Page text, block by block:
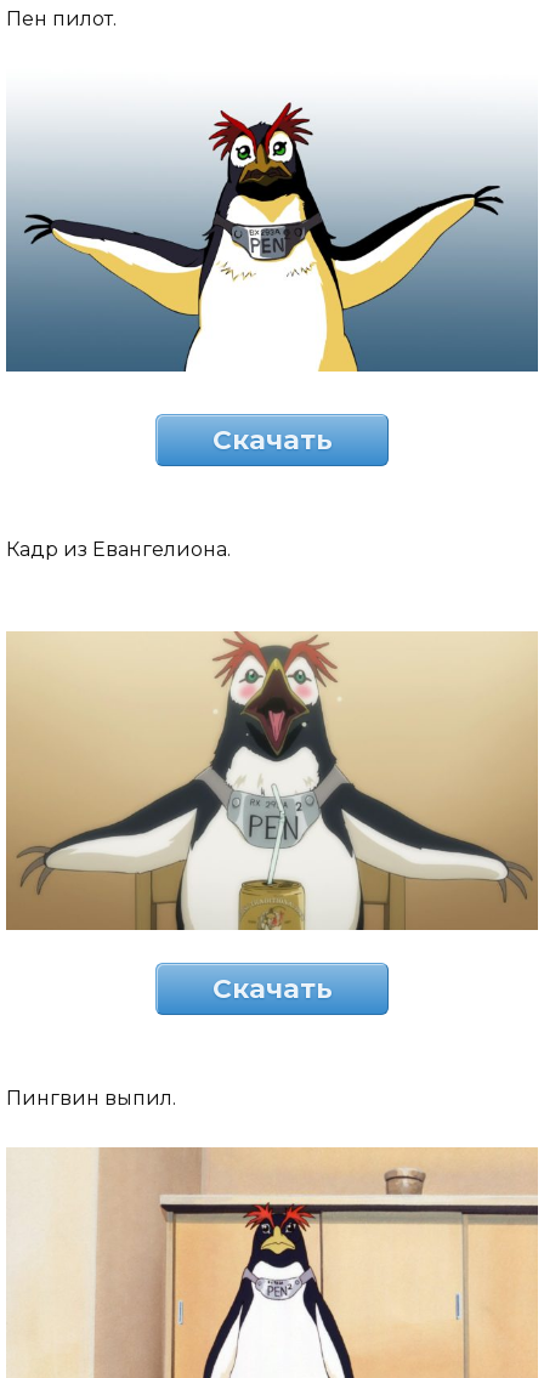
Пен пилот.
Скачать
Кадр из Евангелиона.
Скачать
Пингвин выпил.